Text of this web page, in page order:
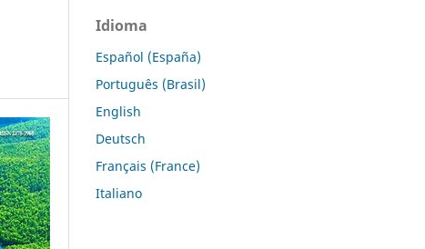
Idioma
Español (España)
Português (Brasil)
English
Deutsch
Français (France)
Italiano